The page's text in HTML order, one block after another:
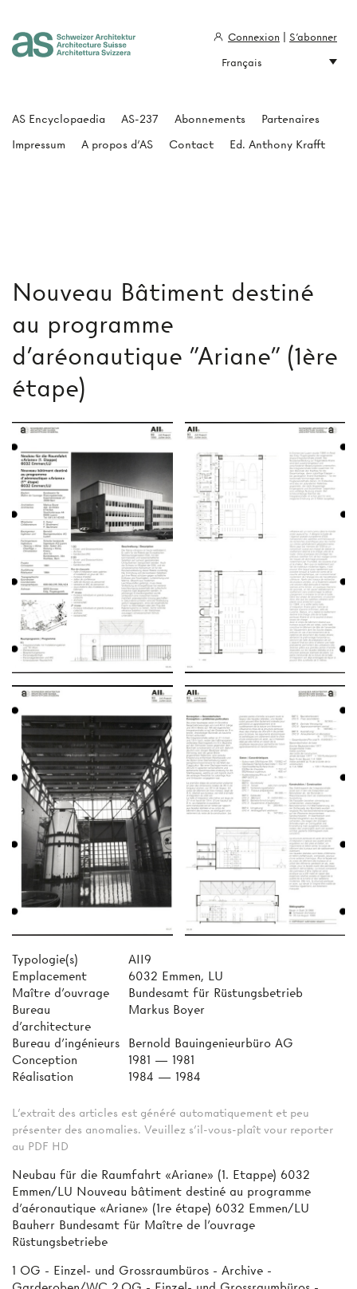
Nouveau Bâtiment destiné
au programme
d'aréonautique "Ariane" (1ère
étape)
Typologie(s)
AII9
Emplacement
6032 Emmen, LU
Maître d'ouvrage
Bundesamt für Rüstungsbetrieb
Bureau
d'architecture
Markus Boyer
Bureau d'ingénieurs
Bernold Bauingenieurbüro AG
Conception
1981 — 1981
Réalisation
1984 — 1984
L'extrait des articles est généré automatiquement et peu
présenter des anomalies. Veuillez s'il-vous-plaît vour reporter
au PDF HD
Neubau für die Raumfahrt «Ariane» (1. Etappe) 6032
Emmen/LU Nouveau bâtiment destiné au programme
d'aéronautique «Ariane» (1re étape) 6032 Emmen/LU
Bauherr Bundesamt für Maître de l'ouvrage
Rüstungsbetriebe
1 OG - Einzel- und Grossraumbüros - Archive -
AS Encyclopaedia AS-237 Abonnements
Partenaires
Impressum
A propos d'AS Contact Ed. Anthony Krafft
Connexion
S'abonner
Français